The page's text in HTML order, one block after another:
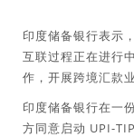
印度储备银行表示
互联过程正在进行
作，开展跨境汇款业
印度储备银行在一
方同意启动 UPI-